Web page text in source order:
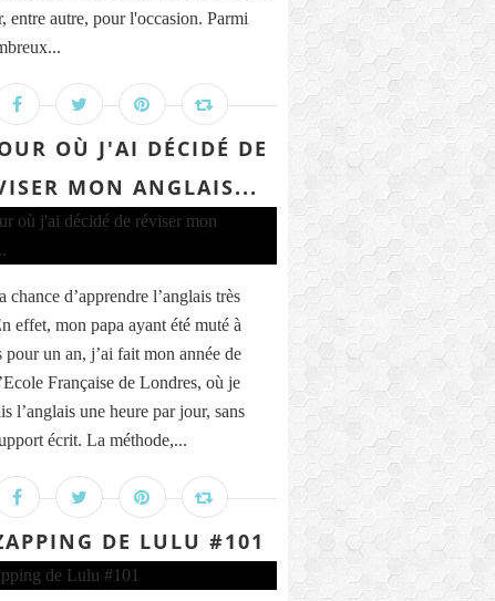
entre autre, pour l'occasion. Parmi
OÙ J'AI DÉCIDÉ DE
MON ANGLAIS...
chance d’apprendre l’anglais très
effet, mon papa ayant été muté à
pour un an, j’ai fait mon année de
Française de Londres, où je
l’anglais une heure par jour, sans
écrit. La méthode,...
DE LULU #101